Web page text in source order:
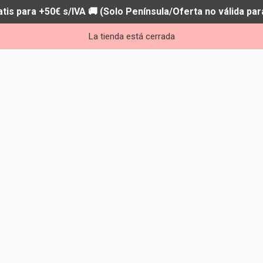
para +50€ s/IVA 🚚 (Solo Península/Oferta no válida
La tienda está cerrada